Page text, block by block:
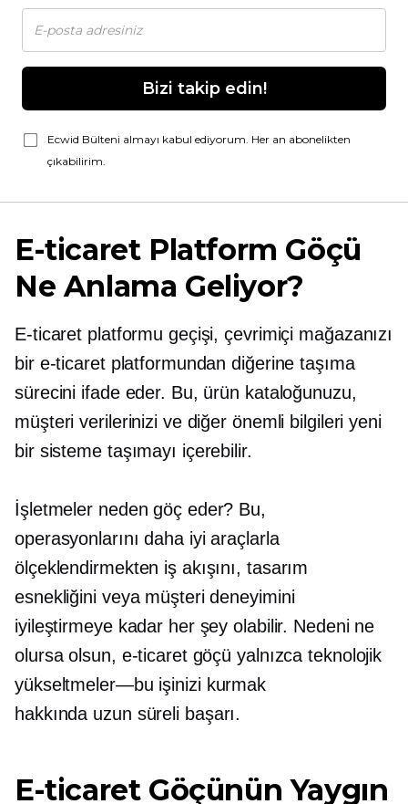
Bizi takip edin!
Ecwid Bülteni almayı kabul ediyorum. Her an abonelikten
çıkabilirim.
E-ticaret Platform Göçü
Ne Anlama Geliyor?
E-ticaret platformu geçişi, çevrimiçi mağazanızı
bir e-ticaret platformundan diğerine taşıma
sürecini ifade eder. Bu, ürün kataloğunuzu,
müşteri verilerinizi ve diğer önemli bilgileri yeni
bir sisteme taşımayı içerebilir.
İşletmeler neden göç eder? Bu,
operasyonlarını daha iyi araçlarla
ölçeklendirmekten iş akışını, tasarım
esnekliğini veya müşteri deneyimini
iyileştirmeye kadar her şey olabilir. Nedeni ne
olursa olsun, e-ticaret göçü yalnızca teknolojik
yükseltmeler—bu işinizi kurmak
hakkında uzun süreli başarı.
E-ticaret Göçünün Yaygın